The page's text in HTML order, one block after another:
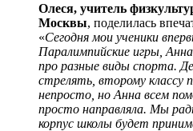
Олеся, учитель
Москвы, поделилась
«Сегодня мои ученики
Паралимпийские игры,
про разные виды спорта.
стрелять, второму классу
непросто, но Анна всем
просто направляла. Мы
корпус школы будет